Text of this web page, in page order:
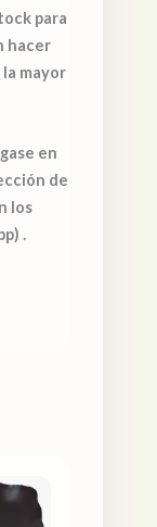
para
hacer
mayor
en
de
los
.
precios: